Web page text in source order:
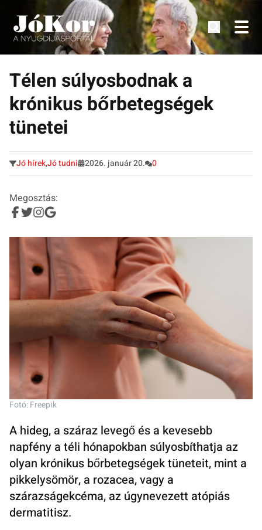
Tovább
tartalomra
Tudnivalók, érdekességek idősek számára.
Télen súlyosbodnak a
krónikus bőrbetegségek
tünetei
Jó hírek,Jó tudni 2026. január 20. 0
Megosztás:
Fotó: Freepik
A hideg, a száraz levegő és a kevesebb
napfény a téli hónapokban súlyosbíthatja az
olyan krónikus bőrbetegségek tüneteit, mint a
pikkelysömör, a rozacea, vagy a
szárazságekcéma, az úgynevezett atópiás
dermatitisz.